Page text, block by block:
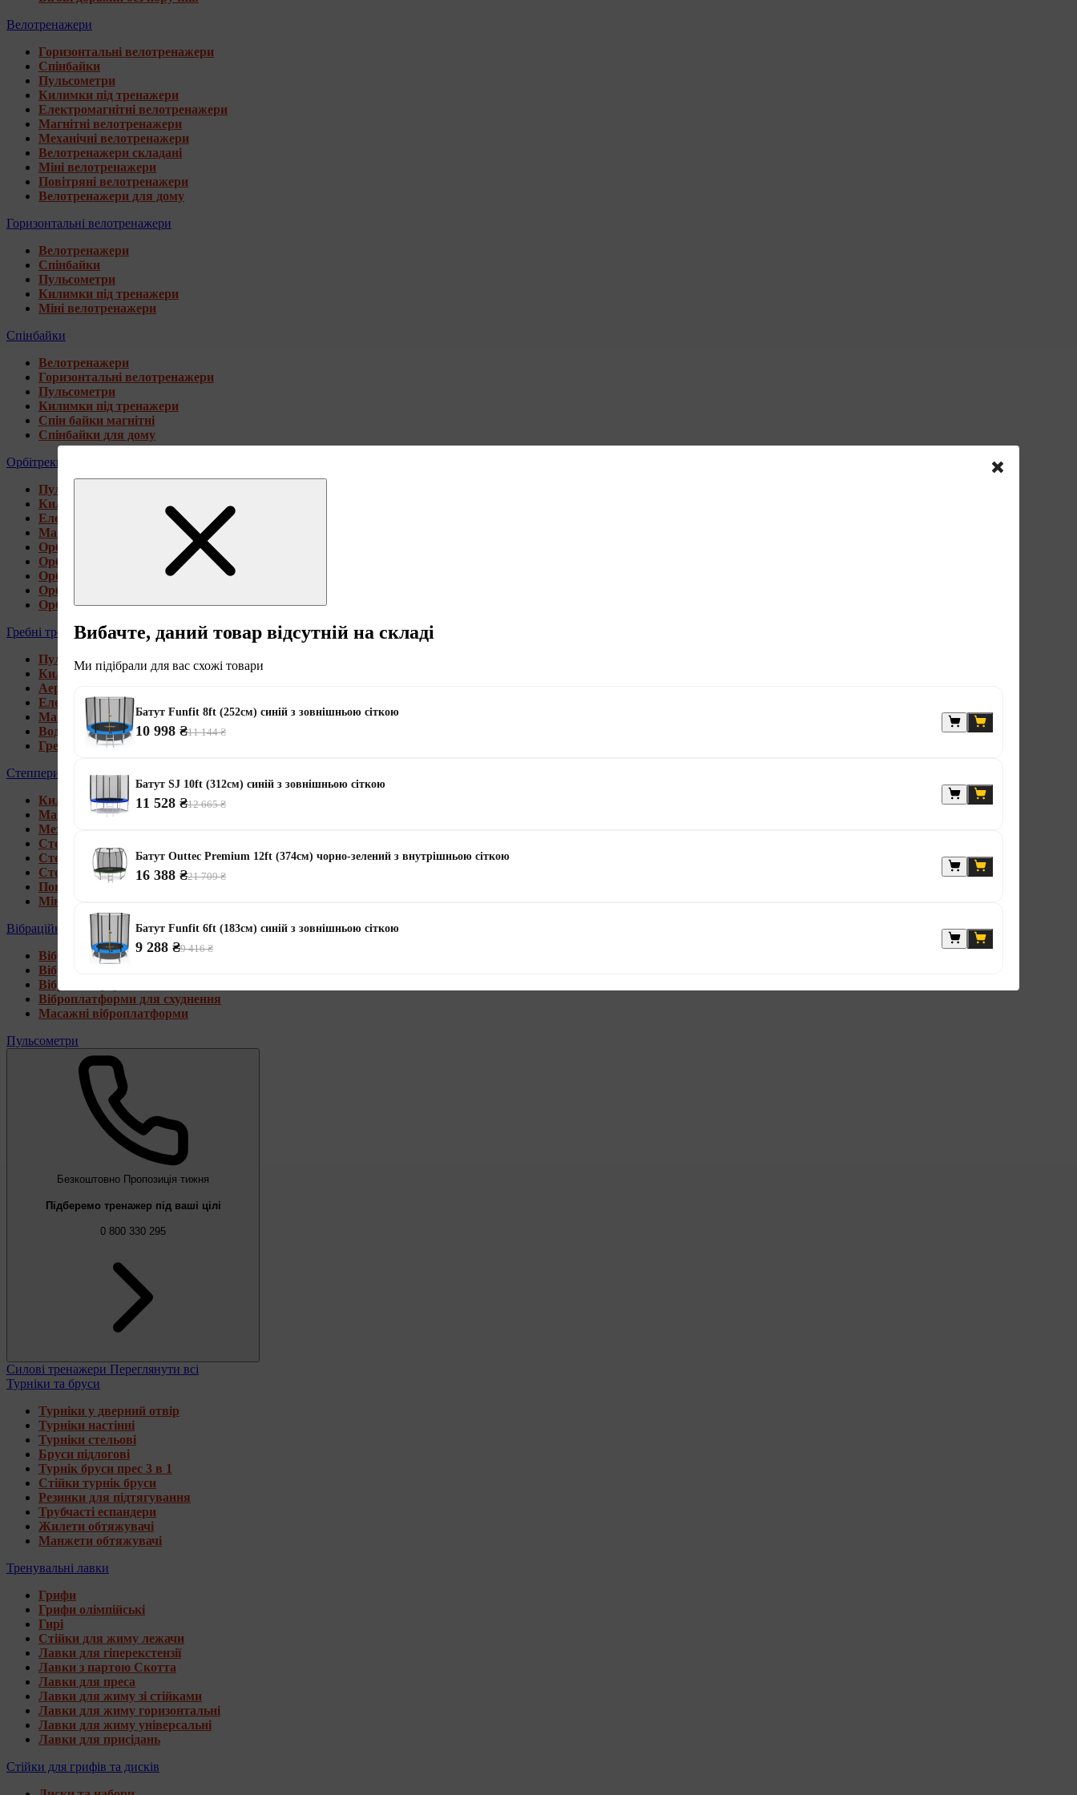
Велотренажери
Горизонтальні велотренажери
Спінбайки
Пульсометри
Килимки під тренажери
Електромагнітні велотренажери
Магнітні велотренажери
Механічні велотренажери
Велотренажери складані
Міні велотренажери
Повітряні велотренажери
Велотренажери для дому
Горизонтальні велотренажери
Велотренажери
Спінбайки
Пульсометри
Килимки під тренажери
Міні велотренажери
Спінбайки
Велотренажери
Горизонтальні велотренажери
Пульсометри
Килимки під тренажери
Спін байки магнітні
Спінбайки для дому
Орбітреки
Пульсометри
Килимки під тренажери
Електромагнітні орбітреки
Магнітні орбітреки
Орбітреки передньоприводні
Орбітреки задньоприводні
Орбітреки для високих користувачів
Орбітреки генераторні
Орбітреки для дому
Гребні тренажери
Пульсометри
Килимки під тренажери
Аеромагнітні гребні тренажери
Електромагнітні гребні тренажери
Магнітні гребні тренажери
Водні гребні тренажери
Гребні тренажери для дому
Степпери
Килимки під тренажери
Магнітні степпери
Механічні степпери
Степпери зі стійкою
Степпери з еспандерами
Степпери з рукоятками
Поворотні степпери
Міні степпери
Вібраційні платформи
Віброплатформи для дому
Віброплатформи 4D
Віброплатформи 3D
Віброплатформи для схуднення
Масажні віброплатформи
Пульсометри
Безкоштовно Пропозиція тижня
Підберемо тренажер під ваші цілі
0 800 330 295
Силові тренажери Переглянути всі
Турніки та бруси
Турніки у дверний отвір
Турніки настінні
Турніки стельові
Бруси підлогові
Турнік бруси прес 3 в 1
Стійки турнік бруси
Резинки для підтягування
Трубчасті еспандери
Жилети обтяжувачі
Манжети обтяжувачі
Тренувальні лавки
Грифи
Грифи олімпійські
Гирі
Стійки для жиму лежачи
Лавки для гіперекстензії
Лавки з партою Скотта
Лавки для преса
Лавки для жиму зі стійками
Лавки для жиму горизонтальні
Лавки для жиму універсальні
Лавки для присідань
Стійки для грифів та дисків
Вибачте, даний товар відсутній на складі
Ми підібрали для вас схожі товари
Батут Funfit 8ft (252см) синій з зовнішньою сіткою
10 998 ₴11 144 ₴
Батут SJ 10ft (312см) синій з зовнішньою сіткою
11 528 ₴12 665 ₴
Батут Outtec Premium 12ft (374см) чорно-зелений з внутрішньою сіткою
16 388 ₴21 709 ₴
Батут Funfit 6ft (183см) синій з зовнішньою сіткою
9 288 ₴9 416 ₴